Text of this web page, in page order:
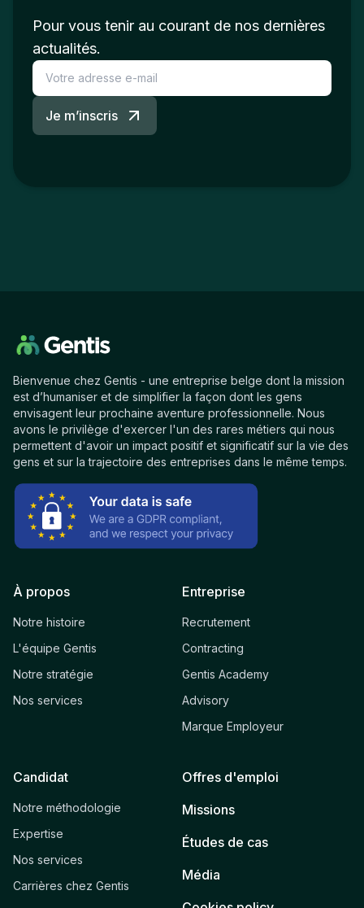
Pour vous tenir au courant de nos dernières
actualités.
Je m’inscris
Bienvenue chez Gentis - une entreprise belge dont la mission
est d’humaniser et de simplifier la façon dont les gens
envisagent leur prochaine aventure professionnelle. Nous
avons le privilège d'exercer l'un des rares métiers qui nous
permettent d'avoir un impact positif et significatif sur la vie des
gens et sur la trajectoire des entreprises dans le même temps.
À propos
Notre histoire
L'équipe Gentis
Notre stratégie
Nos services
Entreprise
Recrutement
Contracting
Gentis Academy
Advisory
Marque Employeur
Candidat
Notre méthodologie
Expertise
Nos services
Carrières chez Gentis
Offres d'emploi
Missions
Études de cas
Média